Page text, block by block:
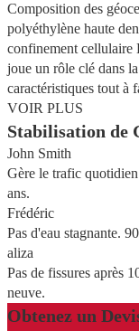
Composition des
polyéthylène haute
confinement cellulaire
joue un rôle clé dans
caractéristiques tout à
VOIR PLUS
Stabilisation de
John Smith
Gère le trafic
ans.
Frédéric
Pas d'eau stagnante.
aliza
Pas de fissures après
neuve.
Obtenez un